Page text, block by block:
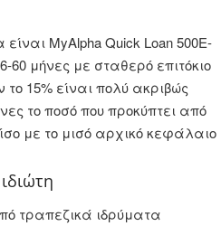
MyAlpha Quick Loan 500E-
60 μήνες με σταθερό επιτόκιο
15% είναι πολύ ακριβώς
το ποσό που προκύπτει από
με το μισό αρχικό κεφάλαιο
τραπεζικά ιδρύματα